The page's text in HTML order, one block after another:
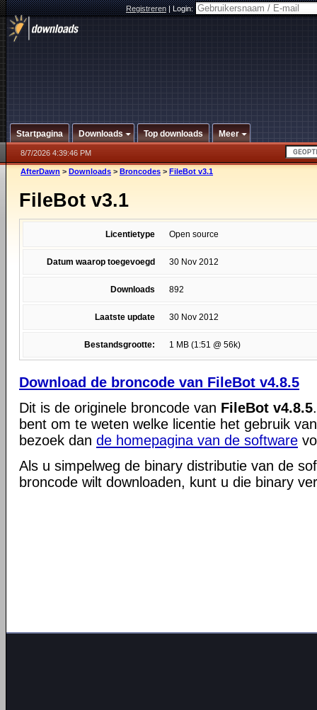
Registreren|Login:
Startpagina Downloads Top downloads Meer
8/7/2026 4:39:46 PM
AfterDawn > Downloads > Broncodes > FileBot v3.1
FileBot v3.1
Licentietype Open source
Datum waarop toegevoegd 30 Nov 2012
Downloads 892
Laatste update 30 Nov 2012
Bestandsgrootte: 1 MB (1:51 @ 56k)
Download de broncode van FileBot v4.8.5
Dit is de originele broncode van FileBot v4.8.5
bent om te weten welke licentie het gebruik
bezoek dan de homepagina van de software
Als u simpelweg de binary distributie van de
broncode wilt downloaden, kunt u die binary